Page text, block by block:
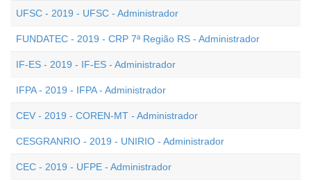
UFSC - 2019 - UFSC - Administrador
FUNDATEC - 2019 - CRP 7ª Região RS - Administrador
IF-ES - 2019 - IF-ES - Administrador
IFPA - 2019 - IFPA - Administrador
CEV - 2019 - COREN-MT - Administrador
CESGRANRIO - 2019 - UNIRIO - Administrador
CEC - 2019 - UFPE - Administrador